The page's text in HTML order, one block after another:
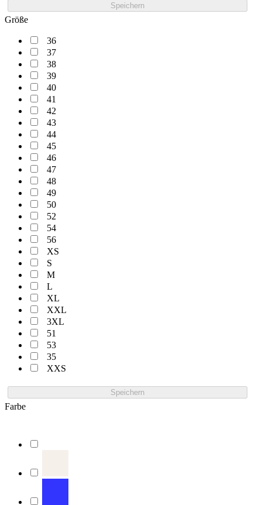
Speichern
Größe
36
37
38
39
40
41
42
43
44
45
46
47
48
49
50
52
54
56
XS
S
M
L
XL
XXL
3XL
51
53
35
XXS
Speichern
Farbe